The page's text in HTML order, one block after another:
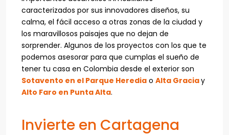
caracterizados por sus innovadores diseños, su
calma, el fácil acceso a otras zonas de la ciudad y
los maravillosos paisajes que no dejan de
sorprender. Algunos de los proyectos con los que te
podemos asesorar para que cumplas el sueño de
tener tu casa en Colombia desde el exterior son
Sotavento en el Parque Heredia o Alta Graciay
Alto Faro en Punta Alta.
Invierte en Cartagena